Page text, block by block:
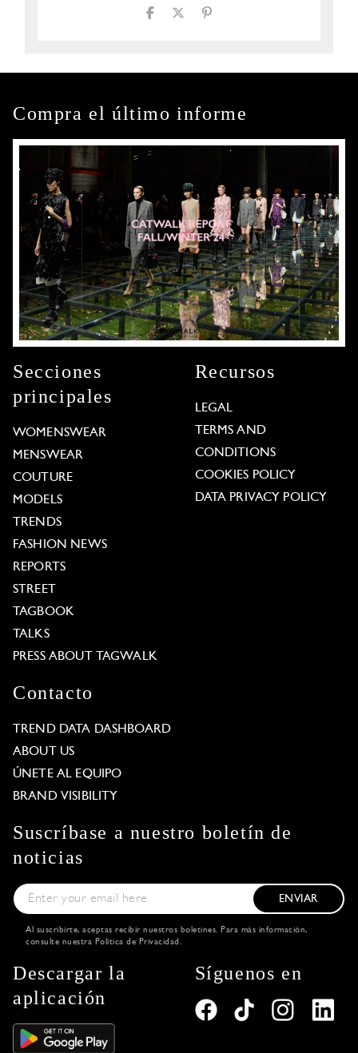
Compra el último informe
Secciones
principales
WOMENSWEAR
MENSWEAR
COUTURE
MODELS
TRENDS
FASHION NEWS
REPORTS
STREET
TAGBOOK
TALKS
PRESS ABOUT TAGWALK
Recursos
LEGAL
TERMS AND
CONDITIONS
COOKIES POLICY
DATA PRIVACY POLICY
Contacto
TREND DATA DASHBOARD
ABOUT US
ÚNETE AL EQUIPO
BRAND VISIBILITY
Suscríbase a nuestro boletín de
noticias
ENVIAR
Al suscribirte, aceptas recibir nuestros boletines. Para más información,
consulte nuestra Política de Privacidad .
Descargar la
aplicación
Síguenos en